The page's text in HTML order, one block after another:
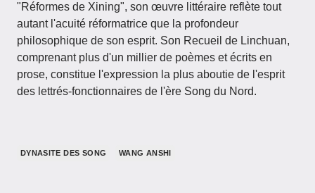
"Réformes de Xining", son œuvre littéraire reflète tout
autant l'acuité réformatrice que la profondeur
philosophique de son esprit. Son Recueil de Linchuan,
comprenant plus d'un millier de poèmes et écrits en
prose, constitue l'expression la plus aboutie de l'esprit
des lettrés-fonctionnaires de l'ère Song du Nord.
DYNASITE DES SONG WANG ANSHI